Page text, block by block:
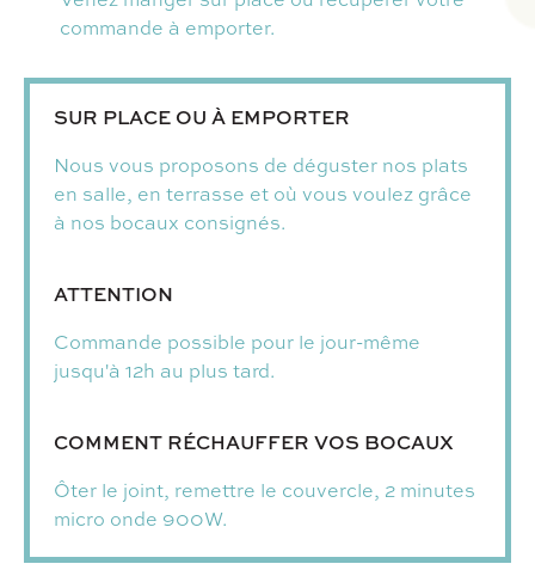
commande à emporter.
SUR PLACE OU À EMPORTER
Nous vous proposons de déguster nos plats
en salle, en terrasse et où vous voulez grâce
à nos bocaux consignés.
ATTENTION
Commande possible pour le jour-même
jusqu'à 12h au plus tard.
COMMENT RÉCHAUFFER VOS BOCAUX
Ôter le joint, remettre le couvercle, 2 minutes
micro onde 900W.